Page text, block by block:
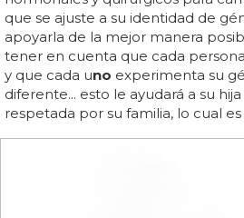
que se ajuste a su identidad de
apoyarla de la mejor manera
tener en cuenta que cada
y que cada uno experimenta su
diferente... esto le ayudará a su
respetada por su familia, lo cual